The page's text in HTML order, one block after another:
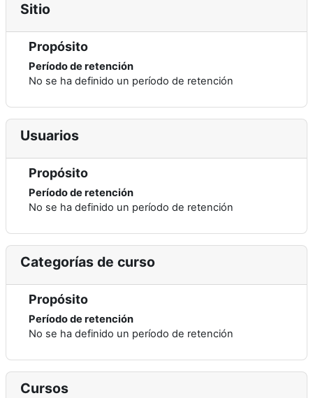
Sitio
Propósito
Período de retención
No se ha definido un período de retención
Usuarios
Propósito
Período de retención
No se ha definido un período de retención
Categorías de curso
Propósito
Período de retención
No se ha definido un período de retención
Cursos